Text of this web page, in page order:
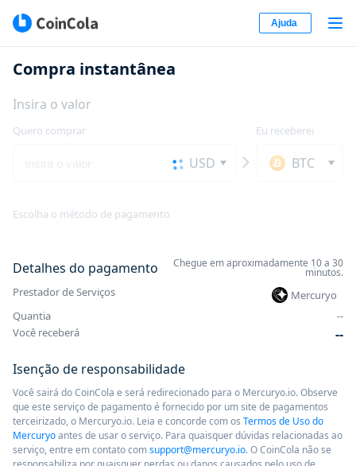
Ajuda
Compra instantânea
Insira o valor
Quero comprar
USD
Eu receberei
BTC
Escolha o método de pagamento
Detalhes do pagamento Chegue em aproximadamente 10 a 30
minutos.
Prestador de Serviços
Mercuryo
Quantia
--
Você receberá
--
Isenção de responsabilidade
Você sairá do CoinCola e será redirecionado para o Mercuryo.io. Observe
que este serviço de pagamento é fornecido por um site de pagamentos
terceirizado, o Mercuryo.io. Leia e concorde com os Termos de Uso do
Mercuryoantes de usar o serviço. Para quaisquer dúvidas relacionadas ao
serviço, entre em contato comsupport@mercuryo.io. O CoinCola não se